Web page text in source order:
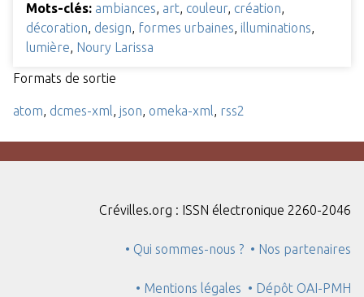
Mots-clés: ambiances, art, couleur, création,
décoration, design, formes urbaines, illuminations,
lumière, Noury Larissa
Formats de sortie
atom, dcmes-xml, json, omeka-xml, rss2
Crévilles.org : ISSN électronique 2260-2046
• Qui sommes-nous ? • Nos partenaires
• Mentions légales • Dépôt OAI-PMH